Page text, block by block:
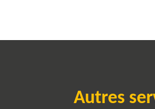
Autres